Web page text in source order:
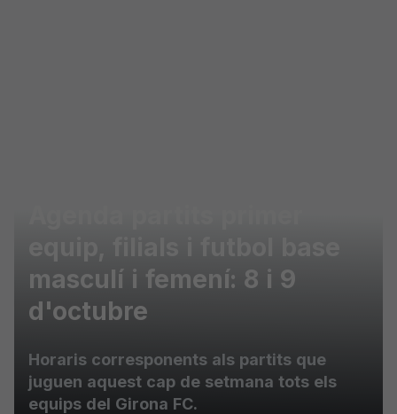
masculí i femení: 8 i 9
d'octubre
Horaris corresponents als partits que
juguen aquest cap de setmana tots els
equips del Girona FC.